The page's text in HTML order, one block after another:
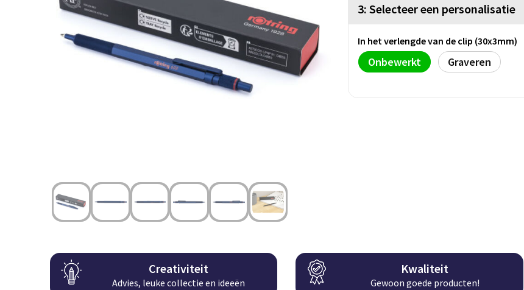
3: Selecteer een personalisatie
In het verlengde van de clip (30x3mm)
Onbewerkt Graveren
Creativiteit
Advies, leuke collectie en ideeën
Kwaliteit
Gewoon goede producten!